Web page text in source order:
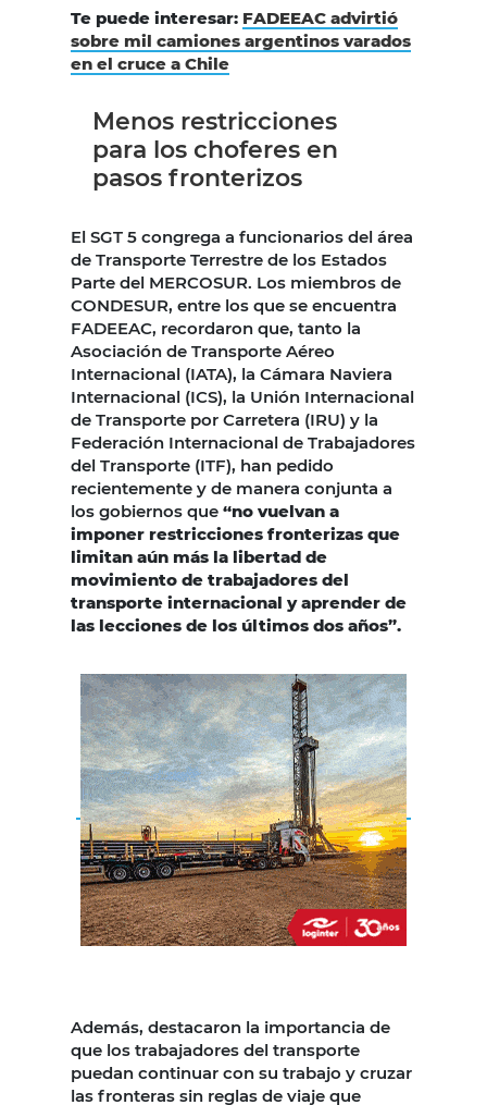
Te puede interesar: FADEEAC advirtió
sobre mil camiones argentinos varados
en el cruce a Chile
Menos restricciones
para los choferes en
pasos fronterizos
El SGT 5 congrega a funcionarios del área
de Transporte Terrestre de los Estados
Parte del MERCOSUR. Los miembros de
CONDESUR, entre los que se encuentra
FADEEAC, recordaron que, tanto la
Asociación de Transporte Aéreo
Internacional (IATA), la Cámara Naviera
Internacional (ICS), la Unión Internacional
de Transporte por Carretera (IRU) y la
Federación Internacional de Trabajadores
del Transporte (ITF), han pedido
recientemente y de manera conjunta a
los gobiernos que “no vuelvan a
imponer restricciones fronterizas que
limitan aún más la libertad de
movimiento de trabajadores del
transporte internacional y aprender de
las lecciones de los últimos dos años”.
Además, destacaron la importancia de
que los trabajadores del transporte
puedan continuar con su trabajo y cruzar
las fronteras sin reglas de viaje que